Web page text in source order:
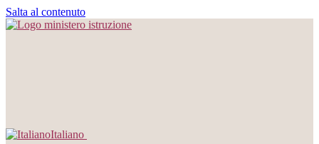
Salta al contenuto
Italiano